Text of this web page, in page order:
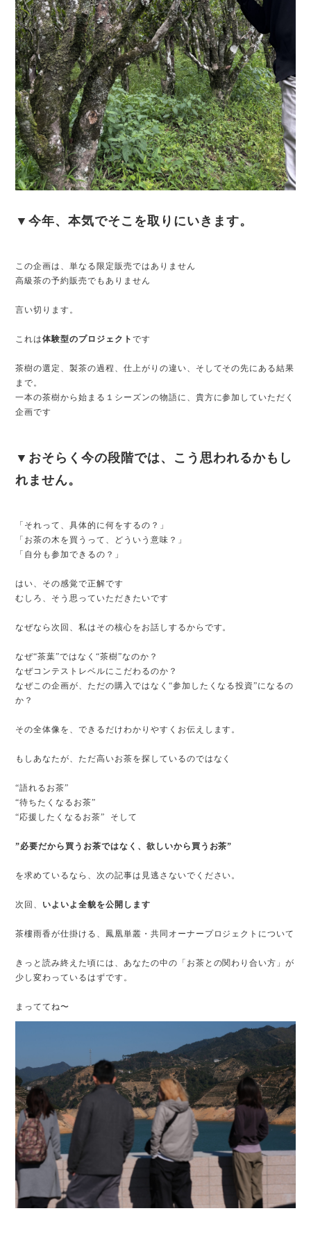
▼今年、本気でそこを取りにいきます。
この企画は、単なる限定販売ではありません
高級茶の予約販売でもありません
言い切ります。
これは体験型のプロジェクト です
茶樹の選定、製茶の過程、仕上がりの違い、そしてその先にある結果
まで。
一本の茶樹から始まる１シーズンの物語に、貴方に参加していただく
企画です
▼おそらく今の段階では、こう思われるかもし
れません。
「それって、具体的に何をするの？」
「お茶の木を買うって、どういう意味？」
「自分も参加できるの？」
はい、その感覚で正解です
むしろ、そう思っていただきたいです
なぜなら次回、私はその核心をお話しするからです。
なぜ“茶葉”ではなく“茶樹”なのか？
なぜコンテストレベルにこだわるのか？
なぜこの企画が、ただの購入ではなく“参加したくなる投資”になるの
か？
その全体像を、できるだけわかりやすくお伝えします。
もしあなたが、ただ高いお茶を探しているのではなく
“語れるお茶”
“待ちたくなるお茶”
“応援したくなるお茶” そして
”必要だから買うお茶ではなく、欲しいから買うお茶”
を求めているなら、次の記事は見逃さないでください。
次回、 いよいよ全貌を公開します
茶樓雨香が仕掛ける、鳳凰単叢・共同オーナープロジェクトについて
きっと読み終えた頃には、あなたの中の「お茶との関わり合い方」が
少し変わっているはずです。
まっててね〜